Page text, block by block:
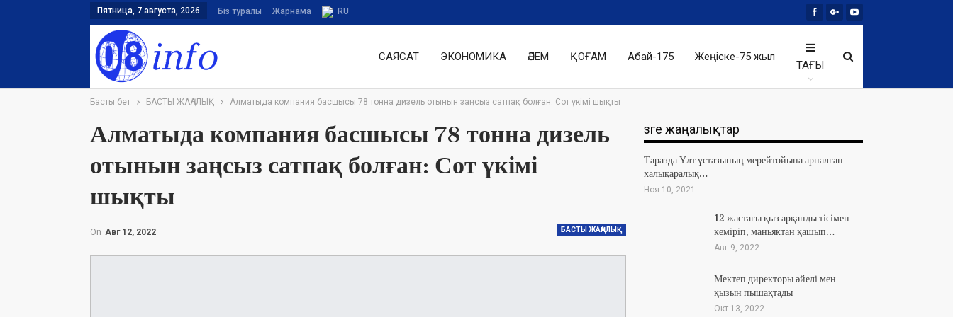
Пятница, 7 августа, 2026 Біз туралы Жарнама RU
САЯСАТ ЭКОНОМИКА ӘЛЕМ ҚОҒАМ Абай-175 Жеңіске-75 жыл
ТАҒЫ
Басты бет БАСТЫ ЖАҢАЛЫҚ Алматыда компания басшысы 78 тонна дизель отынын заңсыз сатпақ болған: Сот үкімі шықты
Алматыда компания басшысы 78 тонна дизель
отынын заңсыз сатпақ болған: Сот үкімі
шықты
БАСТЫ ЖАҢАЛЫҚ
On Авг 12, 2022
Өзге жаңалықтар
Таразда Ұлт ұстазының мерейтойына арналған
халықаралық…
Ноя 10, 2021
12 жастағы қыз арқанды тісімен
кеміріп, маньяктан қашып…
Авг 9, 2022
Мектеп директоры әйелі мен
қызын пышақтады
Окт 13, 2022